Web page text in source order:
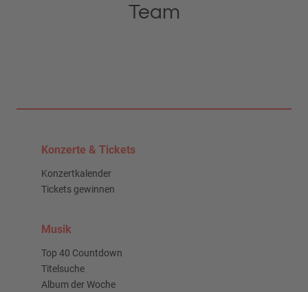
Team
Konzerte & Tickets
Konzertkalender
Tickets gewinnen
Musik
Top 40 Countdown
Titelsuche
Album der Woche